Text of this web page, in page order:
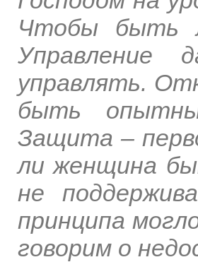
Чтобы быть
управлять.
быть
Защита –
ли женщина
не
принципа
говорим о